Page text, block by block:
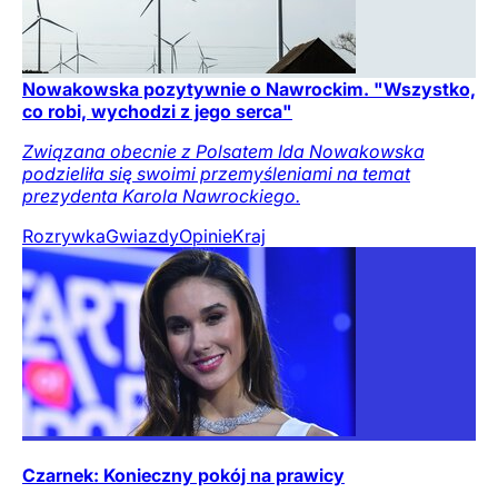
Nowakowska pozytywnie o Nawrockim. "Wszystko,
co robi, wychodzi z jego serca"
Związana obecnie z Polsatem Ida Nowakowska
podzieliła się swoimi przemyśleniami na temat
prezydenta Karola Nawrockiego.
RozrywkaGwiazdyOpinieKraj
Czarnek: Konieczny pokój na prawicy